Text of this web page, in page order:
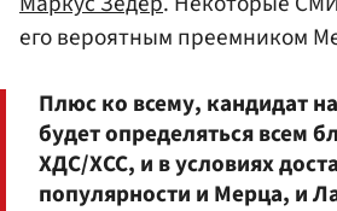
его вероятным преемником
Плюс ко всему, кандидат
будет определяться всем
ХДС/ХСС, и в условиях
популярности и Мерца, и